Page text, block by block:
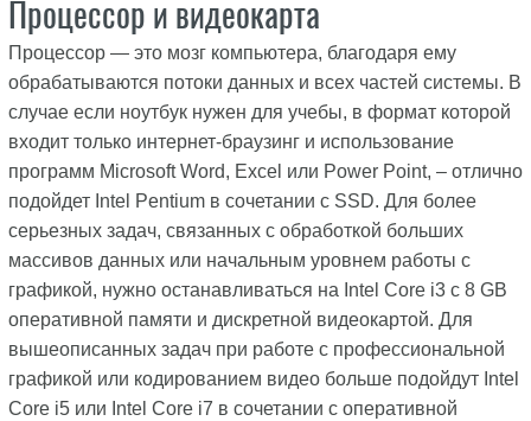
Процессор и видеокарта
Процессор — это мозг компьютера, благодаря ему
обрабатываются потоки данных и всех частей системы. В
случае если ноутбук нужен для учебы, в формат которой
входит только интернет-браузинг и использование
программ Microsoft Word, Excel или Power Point, – отлично
подойдет Intel Pentium в сочетании с SSD. Для более
серьезных задач, связанных с обработкой больших
массивов данных или начальным уровнем работы с
графикой, нужно останавливаться на Intel Core i3 с 8 GB
оперативной памяти и дискретной видеокартой. Для
вышеописанных задач при работе с профессиональной
графикой или кодированием видео больше подойдут Intel
Core i5 или Intel Core i7 в сочетании с оперативной